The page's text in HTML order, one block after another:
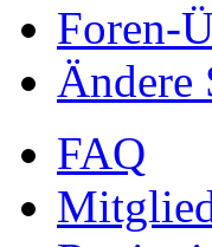
Foren-
Ändere
FAQ